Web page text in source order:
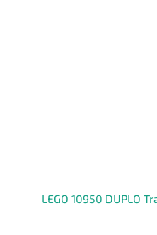
LEGO 10950 DUPLO